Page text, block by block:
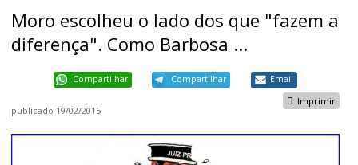
Moro escolheu o lado dos que "fazem a
diferença". Como Barbosa ...​
Compartilhar Compartilhar Email
Imprimir
publicado 19/02/2015